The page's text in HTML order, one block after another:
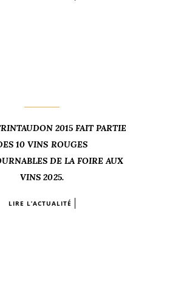
2015 FAIT PARTIE
10 VINS ROUGES
DE LA FOIRE AUX
VINS 2025.
LIRE L’ACTUALITÉ